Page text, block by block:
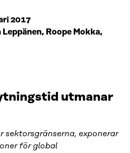
2017
Roope Mokka,
utmanar
sektorsgränserna, exponerar
för global